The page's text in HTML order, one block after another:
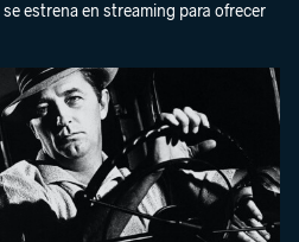
estrena en streaming para ofrecer